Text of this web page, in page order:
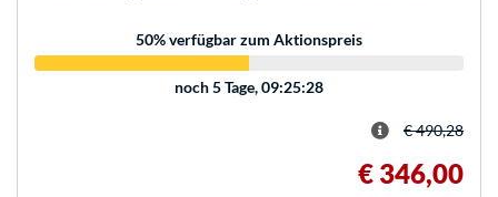
50% verfügbar zum Aktionspreis
noch5 Tage, 09:25:28
€ 490,28
€ 346,00